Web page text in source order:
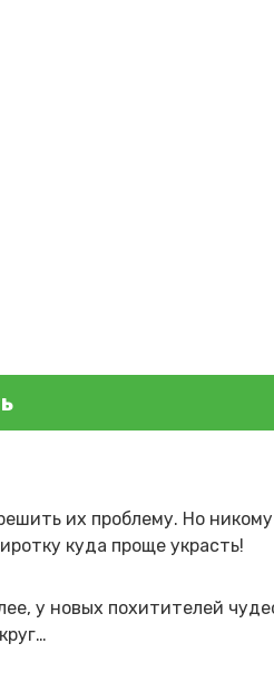
их проблему. Но никому
куда проще украсть!
у новых похитителей